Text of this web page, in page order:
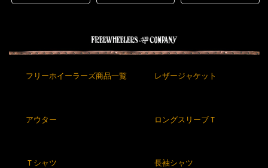
フリーホイーラーズ商品一覧 レザージャケット
アウター ロングスリーブＴ
Ｔシャツ 長袖シャツ